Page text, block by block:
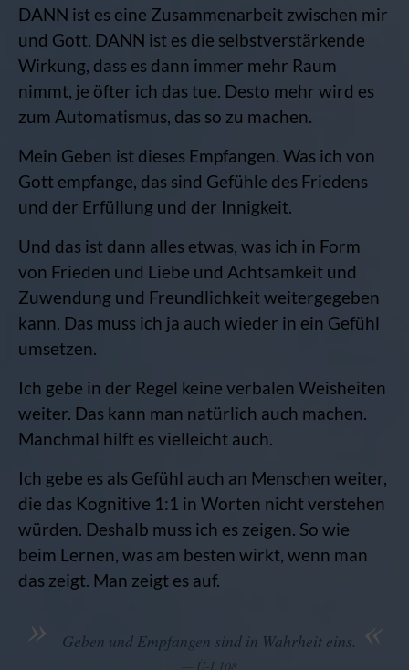
DANN ist es eine Zusammenarbeit zwischen mir
und Gott. DANN ist es die selbstverstärkende
Wirkung, dass es dann immer mehr Raum
nimmt, je öfter ich das tue. Desto mehr wird es
zum Automatismus, das so zu machen.
Mein Geben ist dieses Empfangen. Was ich von
Gott empfange, das sind Gefühle des Friedens
und der Erfüllung und der Innigkeit.
Und das ist dann alles etwas, was ich in Form
von Frieden und Liebe und Achtsamkeit und
Zuwendung und Freundlichkeit weitergegeben
kann. Das muss ich ja auch wieder in ein Gefühl
umsetzen.
Ich gebe in der Regel keine verbalen Weisheiten
weiter. Das kann man natürlich auch machen.
Manchmal hilft es vielleicht auch.
Ich gebe es als Gefühl auch an Menschen weiter,
die das Kognitive 1:1 in Worten nicht verstehen
würden. Deshalb muss ich es zeigen. So wie
beim Lernen, was am besten wirkt, wenn man
das zeigt. Man zeigt es auf.
Geben und Empfangen sind in Wahrheit eins.
Ü-I.108